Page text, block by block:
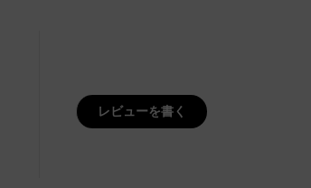
レビューを書く